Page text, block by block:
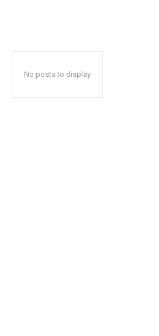
No posts to display